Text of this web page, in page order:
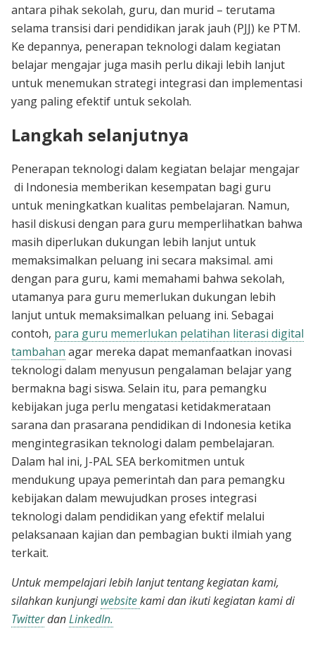
antara pihak sekolah, guru, dan murid – terutama
selama transisi dari pendidikan jarak jauh (PJJ) ke PTM.
Ke depannya, penerapan teknologi dalam kegiatan
belajar mengajar juga masih perlu dikaji lebih lanjut
untuk menemukan strategi integrasi dan implementasi
yang paling efektif untuk sekolah.
Langkah selanjutnya
Penerapan teknologi dalam kegiatan belajar mengajar
di Indonesia memberikan kesempatan bagi guru
untuk meningkatkan kualitas pembelajaran. Namun,
hasil diskusi dengan para guru memperlihatkan bahwa
masih diperlukan dukungan lebih lanjut untuk
memaksimalkan peluang ini secara maksimal. ami
dengan para guru, kami memahami bahwa sekolah,
utamanya para guru memerlukan dukungan lebih
lanjut untuk memaksimalkan peluang ini. Sebagai
contoh, para guru memerlukan pelatihan literasi digital
tambahan agar mereka dapat memanfaatkan inovasi
teknologi dalam menyusun pengalaman belajar yang
bermakna bagi siswa. Selain itu, para pemangku
kebijakan juga perlu mengatasi ketidakmerataan
sarana dan prasarana pendidikan di Indonesia ketika
mengintegrasikan teknologi dalam pembelajaran.
Dalam hal ini, J-PAL SEA berkomitmen untuk
mendukung upaya pemerintah dan para pemangku
kebijakan dalam mewujudkan proses integrasi
teknologi dalam pendidikan yang efektif melalui
pelaksanaan kajian dan pembagian bukti ilmiah yang
terkait.
Untuk mempelajari lebih lanjut tentang kegiatan kami,
silahkan kunjungiwebsitekami dan ikuti kegiatan kami di
TwitterdanLinkedIn.